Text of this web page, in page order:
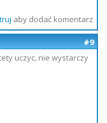
aby dodać komentarz
#9
uczyc, nie wystarczy